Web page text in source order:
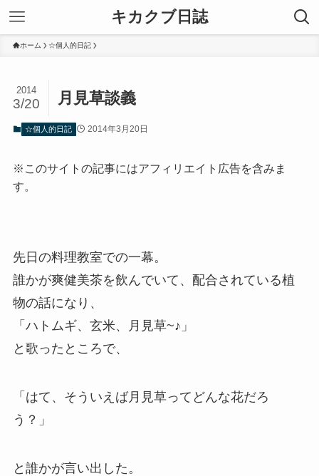
キカクブ日誌
ホーム ☆個人的日記
月見草談義
2014
3/20
☆個人的日記 2014年3月20日
※このサイトの記事にはアフィリエイト広告を含みま
す。
先日の料理教室での一幕。
誰かが爽健美茶を飲んでいて、配合されている植
物の話になり、
「ハトムギ、玄米、月見草~♪」
と歌ったところで、
「はて、そういえば月見草ってどんな花だろ
う？」
と誰かが言い出した。